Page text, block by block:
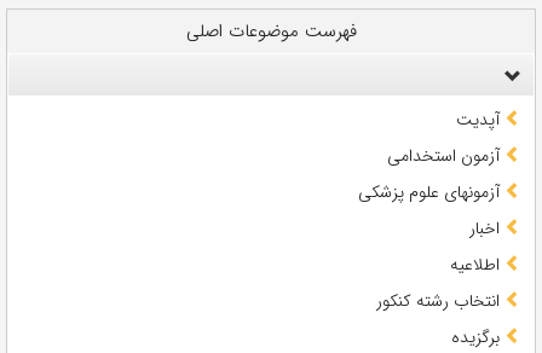
فهرست موضوعات اصلی
آپدیت
آزمون استخدامی
آزمونهای علوم پزشکی
اخبار
اطلاعیه
انتخاب رشته کنکور
برگزیده